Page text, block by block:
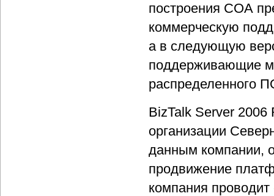
построения СОА
коммерческую
а в следующую
поддерживающие
распределенного
BizTalk Server
организации
данным компании,
продвижение
компания